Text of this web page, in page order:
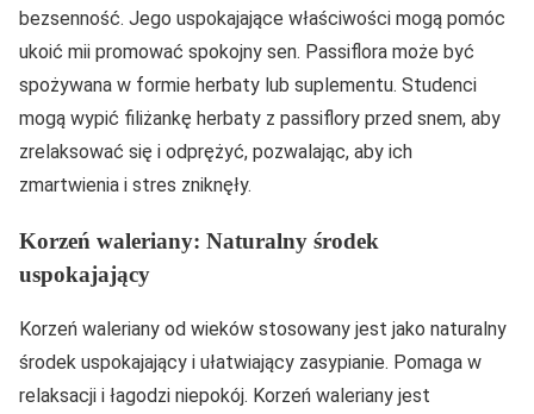
bezsenność. Jego uspokajające właściwości mogą pomóc
ukoić mii promować spokojny sen. Passiflora może być
spożywana w formie herbaty lub suplementu. Studenci
mogą wypić filiżankę herbaty z passiflory przed snem, aby
zrelaksować się i odprężyć, pozwalając, aby ich
zmartwienia i stres zniknęły.
Korzeń waleriany: Naturalny środek
uspokajający
Korzeń waleriany od wieków stosowany jest jako naturalny
środek uspokajający i ułatwiający zasypianie. Pomaga w
relaksacji i łagodzi niepokój. Korzeń waleriany jest